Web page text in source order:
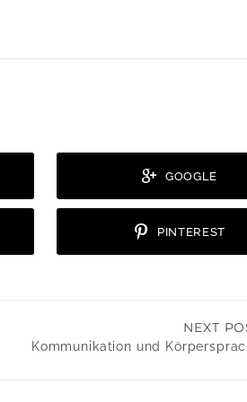
GOOGLE
PINTEREST
NEXT
Kommunikation und